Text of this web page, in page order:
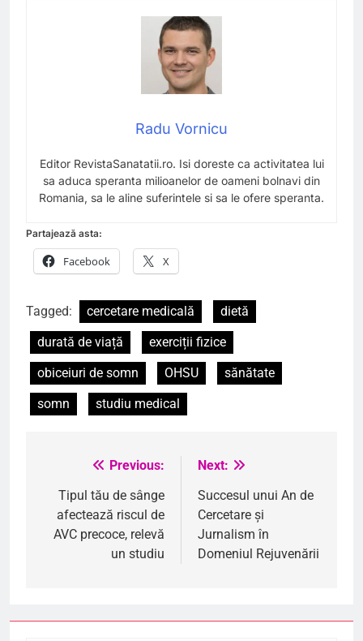
Radu Vornicu
Editor RevistaSanatatii.ro. Isi doreste ca activitatea lui
sa aduca speranta milioanelor de oameni bolnavi din
Romania, sa le aline suferintele si sa le ofere speranta.
Partajează asta:
Facebook X
Tagged: cercetare medicală
dietă
durată de viață
exerciții fizice
obiceiuri de somn
OHSU
sănătate
somn
studiu medical
Navigare
articole
Previous:
Tipul tău de sânge
afectează riscul de
AVC precoce, relevă
un studiu
Next:
Succesul unui An de
Cercetare și
Jurnalism în
Domeniul Rejuvenării